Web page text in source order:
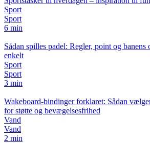
Sport
Sport
6 min
Sådan spilles padel: Regler, point og
enkelt
Sport
Sport
3 min
Wakeboard-bindinger forklaret: Sådan
for støtte og bevægelsesfrihed
Vand
Vand
2 min